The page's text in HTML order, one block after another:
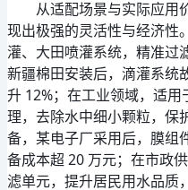
从适配场景与实际应用
现出极强的灵活性与经济性
灌、大田喷灌系统，精准过
新疆棉田安装后，滴灌系统
升 12%；在工业领域，适
理，去除水中细小颗粒，保
备，某电子厂采用后，膜组
备成本超 20 万元；在市政
滤单元，提升居民用水品质